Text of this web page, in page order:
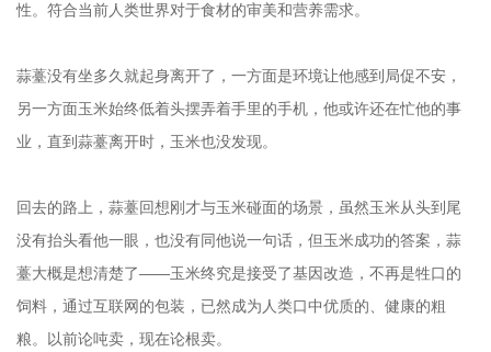
性。符合当前人类世界对于食材的审美和营养需求。
蒜薹没有坐多久就起身离开了，一方面是环境让他感到局促不安，
另一方面玉米始终低着头摆弄着手里的手机，他或许还在忙他的事
业，直到蒜薹离开时，玉米也没发现。
回去的路上，蒜薹回想刚才与玉米碰面的场景，虽然玉米从头到尾
没有抬头看他一眼，也没有同他说一句话，但玉米成功的答案，蒜
薹大概是想清楚了——玉米终究是接受了基因改造，不再是牲口的
饲料，通过互联网的包装，已然成为人类口中优质的、健康的粗
粮。以前论吨卖，现在论根卖。